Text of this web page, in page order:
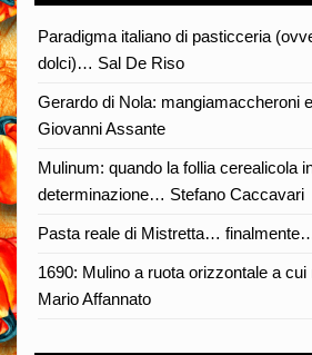
Paradigma italiano di pasticceria
dolci)… Sal De Riso
Gerardo di Nola: mangiamaccheroni
Giovanni Assante
Mulinum: quando la follia cerealicola
determinazione… Stefano Caccavari
Pasta reale di Mistretta…
1690: Mulino a ruota orizzontale a
Mario Affannato